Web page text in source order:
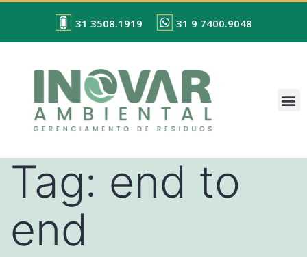
31 3508.1919 31 9 7400.9048
Tag: end to
end